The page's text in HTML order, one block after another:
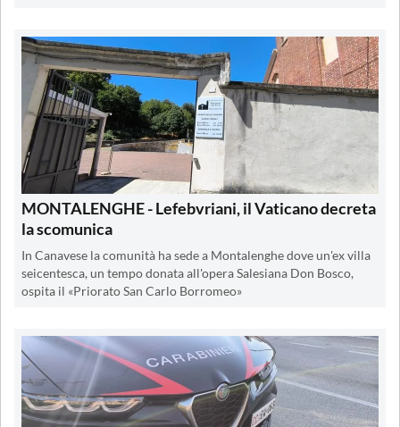
MONTALENGHE - Lefebvriani, il Vaticano decreta
la scomunica
In Canavese la comunità ha sede a Montalenghe dove un'ex villa
seicentesca, un tempo donata all'opera Salesiana Don Bosco,
ospita il «Priorato San Carlo Borromeo»